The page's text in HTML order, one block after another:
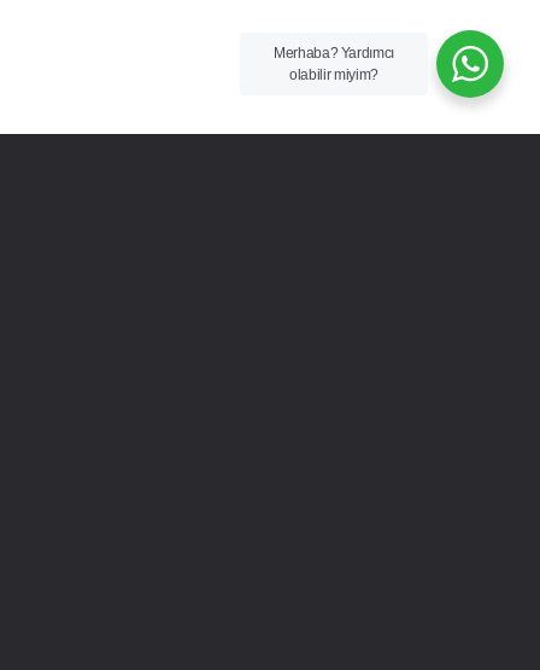
Merhaba?Yardımcı
olabilir miyim?